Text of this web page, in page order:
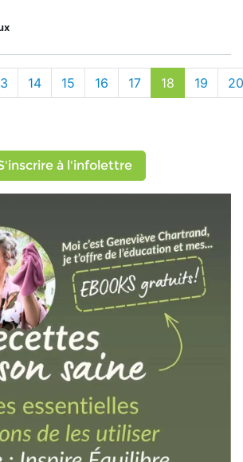
14 15 16 17 18 19 20
à l'infolettre